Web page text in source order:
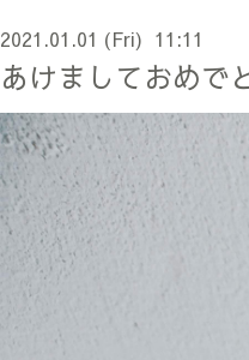
2021.01.01 (Fri) 11:11
あけましておめで